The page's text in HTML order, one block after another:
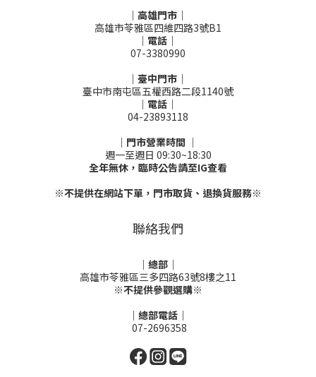
｜高雄門市｜
高雄市苓雅區四維四路3號B1
｜電話｜
07-3380990
｜臺中門市｜
臺中市南屯區五權西路二段1140號
｜電話｜
04-23893118
｜門市營業時間 ｜
週一至週日 09:30~18:30
全年無休，臨時公告請至IG查看
※不提供在網站下單，門市取貨、退換貨服務※
聯絡我們
｜總部｜
高雄市苓雅區三多四路63號8樓之11
※不提供參觀選購※
｜總部電話｜
07-2696358